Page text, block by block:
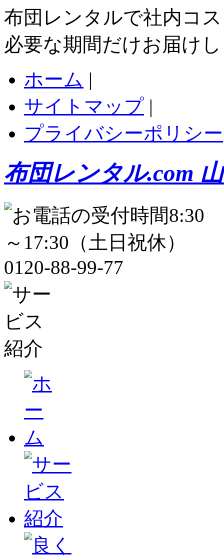
布団レンタルで社内コ
必要な期間だけお届け
ホーム |
サイトマップ |
プライバシーポリシー
布団レンタル.com